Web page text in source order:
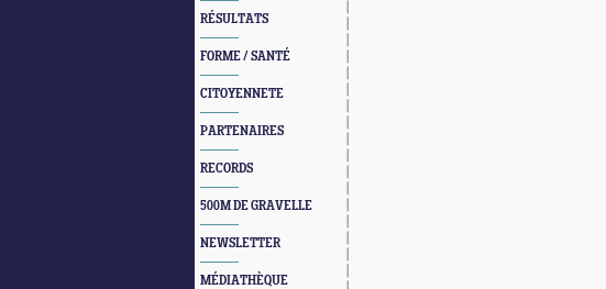
RÉSULTATS
FORME / SANTÉ
CITOYENNETE
PARTENAIRES
RECORDS
500M DE GRAVELLE
NEWSLETTER
MÉDIATHÈQUE